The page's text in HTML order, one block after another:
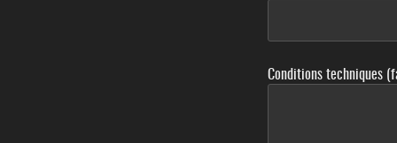
Conditions techniques